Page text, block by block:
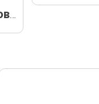
Боди 76296-б (Персиковое)